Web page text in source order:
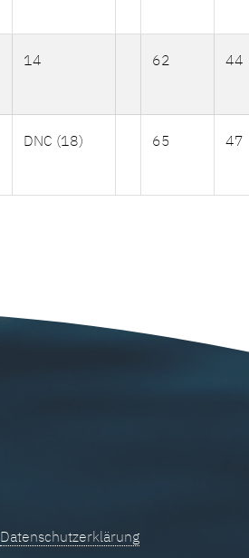
14 62 44
DNC (18) 65 47
Datenschutzerklärung